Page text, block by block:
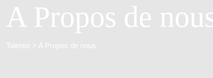
A Propos de
Talentis > A Propos de nous